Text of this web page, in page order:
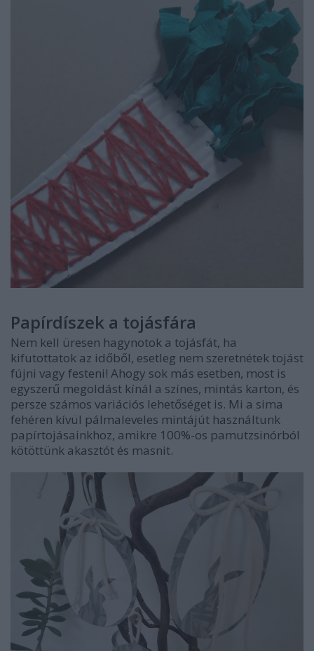
Papírdíszek a tojásfára
Nem kell üresen hagynotok a tojásfát, ha
kifutottatok az időből, esetleg nem szeretnétek tojást
fújni vagy festeni! Ahogy sok más esetben, most is
egyszerű megoldást kínál a színes, mintás karton, és
persze számos variációs lehetőséget is. Mi a sima
fehéren kívül pálmaleveles mintájút használtunk
papírtojásainkhoz, amikre 100%-os pamutzsinórból
kötöttünk akasztót és masnit.